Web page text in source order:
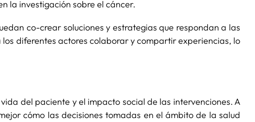
la investigación sobre el cáncer.
co-crear soluciones y estrategias que respondan a las
diferentes actores colaborar y compartir experiencias, lo
del paciente y el impacto social de las intervenciones. A
cómo las decisiones tomadas en el ámbito de la salud